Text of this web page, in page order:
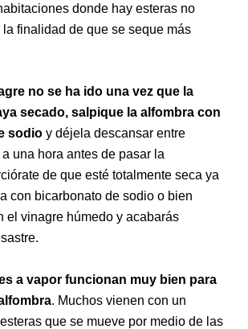
donde hay esteras no
la finalidad de que se seque más
no se ha ido una vez que la
secado, salpique la alfombra con
sodio y déjela descansar entre
una hora antes de pasar la
de que esté totalmente seca ya
con bicarbonato de sodio o bien
el vinagre húmedo y acabarás
a vapor funcionan muy bien para
. Muchos vienen con un
que se mueve por medio de las